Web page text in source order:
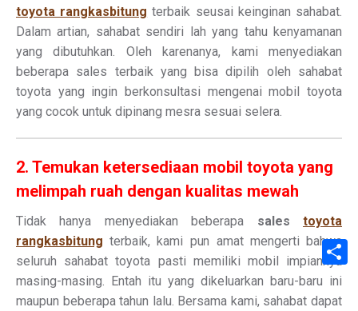
toyota rangkasbitung terbaik seusai keinginan sahabat.
Dalam artian, sahabat sendiri lah yang tahu kenyamanan
yang dibutuhkan. Oleh karenanya, kami menyediakan
beberapa sales terbaik yang bisa dipilih oleh sahabat
toyota yang ingin berkonsultasi mengenai mobil toyota
yang cocok untuk dipinang mesra sesuai selera.
2. Temukan ketersediaan mobil toyota yang
melimpah ruah dengan kualitas mewah
Tidak hanya menyediakan beberapa salestoyota
rangkasbitung terbaik, kami pun amat mengerti bahwa
seluruh sahabat toyota pasti memiliki mobil impiannya
masing-masing. Entah itu yang dikeluarkan baru-baru ini
maupun beberapa tahun lalu. Bersama kami, sahabat dapat